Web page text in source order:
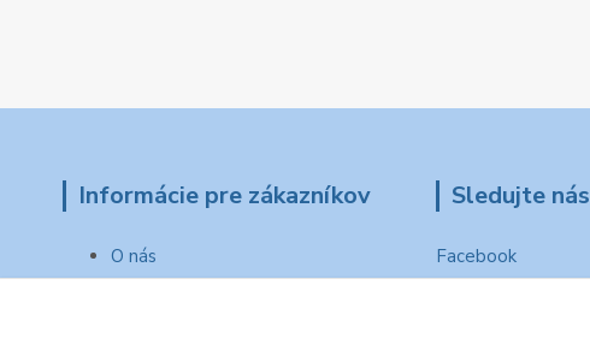
Informácie pre zákazníkov
O nás
Ako nakupovať
Sledujte nás
Facebook